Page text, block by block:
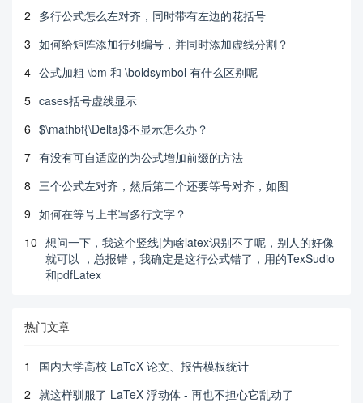
2 多行公式怎么左对齐，同时带有左边的花括号
3 如何给矩阵添加行列编号，并同时添加虚线分割？
4 公式加粗 \bm 和 \boldsymbol 有什么区别呢
5 cases括号虚线显示
6 $\mathbf{\Delta}$不显示怎么办？
7 有没有可自适应的为公式增加前缀的方法
8 三个公式左对齐，然后第二个还要等号对齐，如图
9 如何在等号上书写多行文字？
10 想问一下，我这个竖线|为啥latex识别不了呢，别人的好像
就可以 ，总报错，我确定是这行公式错了，用的TexSudio
和pdfLatex
热门文章
1
国内大学高校 LaTeX 论文、报告模板统计
2 就这样驯服了 LaTeX 浮动体 - 再也不担心它乱动了